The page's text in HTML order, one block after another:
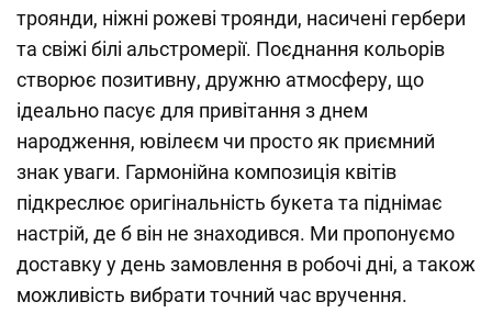
троянди, ніжні рожеві троянди, насичені гербери
та свіжі білі альстромерії. Поєднання кольорів
створює позитивну, дружню атмосферу, що
ідеально пасує для привітання з днем
народження, ювілеєм чи просто як приємний
знак уваги. Гармонійна композиція квітів
підкреслює оригінальність букета та піднімає
настрій, де б він не знаходився. Ми пропонуємо
доставку у день замовлення в робочі дні, а також
можливість вибрати точний час вручення.